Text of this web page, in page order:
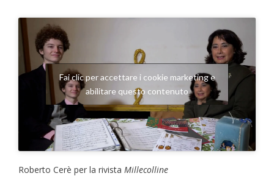
Fai clic per accettare i cookie marketing e
abilitare questo contenuto
Roberto Cerè per la rivista Millecolline